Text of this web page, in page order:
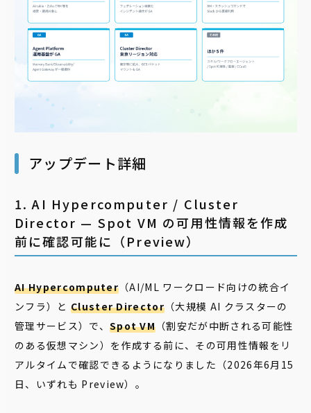
アップデート詳細
1. AI Hypercomputer / Cluster
Director — Spot VM の可用性情報を作成
前に確認可能に（Preview）
AI Hypercomputer （AI/ML ワークロード向けの統合イ
ンフラ）と Cluster Director （大規模 AI クラスターの
管理サービス）で、 Spot VM （割安だが中断される可能性
のある仮想マシン）を作成する前に、その可用性情報をリ
アルタイムで確認できるようになりました（2026年6月15
日、いずれも Preview）。